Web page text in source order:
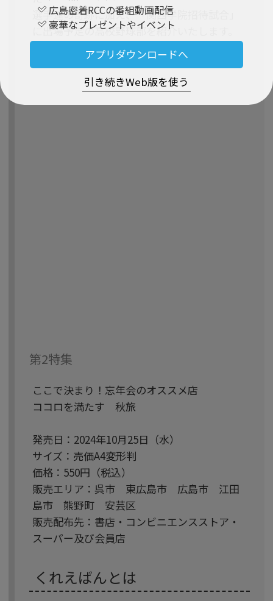
広島密着RCCの番組動画配信
豪華なプレゼントやイベント
アプリダウンロードへ
引き続きWeb版を使う
選手達の奇跡に加え、「関西学院招待試合」
に出場予定の高校野球部を紹介いたします。
第2特集
ここで決まり！忘年会のオススメ店
ココロを満たす 秋旅
発売日：2024年10月25日（水）
サイズ：売価A4変形判
価格：550円（税込）
販売エリア：呉市 東広島市 広島市 江田
島市 熊野町 安芸区
販売配布先：書店・コンビニエンスストア・
スーパー及び会員店
くれえばんとは